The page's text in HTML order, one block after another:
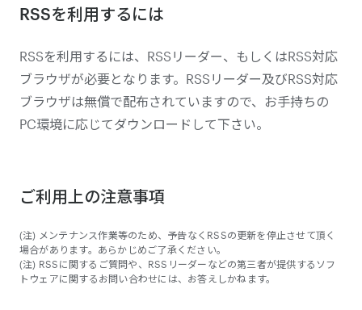
RSSを利用するには
RSSを利用するには、RSSリーダー、もしくはRSS対応
ブラウザが必要となります。RSSリーダー及びRSS対応
ブラウザは無償で配布されていますので、お手持ちの
PC環境に応じてダウンロードして下さい。
ご利用上の注意事項
(注) メンテナンス作業等のため、予告なくRSSの更新を停止させて頂く
場合があります。あらかじめご了承ください。
(注) RSSに関するご質問や、RSSリーダーなどの第三者が提供するソフ
トウェアに関するお問い合わせには、お答えしかねます。